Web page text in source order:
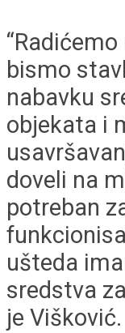
bismo
nabavku
objekata i
doveli na
potreban
ušteda
sredstva
je Višković.